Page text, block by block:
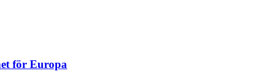
för Europa